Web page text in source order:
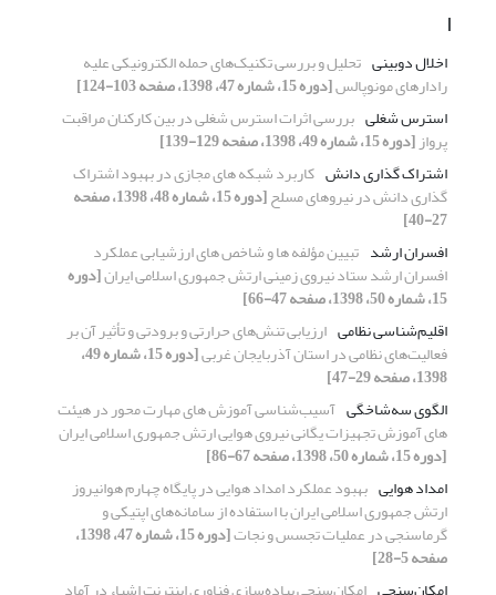
ا
اخلال دوبینی تحلیل و بررسی تکنیک‌های حمله الکترونیکی علیه
رادارهای مونوپالس[دوره 15، شماره 47، 1398، صفحه 103-124]
استرس شغلی بررسی اثرات استرس شغلی در بین کارکنان مراقبت
پرواز[دوره 15، شماره 49، 1398، صفحه 129-139]
اشتراک گذاری دانش کاربرد شبکه های مجازی در بهبود اشتراک
گذاری دانش در نیروهای مسلح [دوره 15، شماره 48، 1398، صفحه
27-40]
افسران ارشد تبیین مؤلفه ها و شاخص های ارزشیابی عملکرد
افسران ارشد ستاد نیروی زمینی ارتش جمهوری اسلامی ایران[دوره
15، شماره 50، 1398، صفحه 47-66]
اقلیم‌شناسی نظامی ارزیابی تنش‌های حرارتی و برودتی و تأثیر آن بر
فعالیت‌های نظامی در استان آذربایجان غربی [دوره 15، شماره 49،
1398، صفحه 29-47]
الگوی سه‌شاخگی آسیب‌شناسی آموزش های مهارت محور در هیئت
های آموزش تجهیزات یگانی نیروی هوایی ارتش جمهوری اسلامی ایران
[دوره 15، شماره 50، 1398، صفحه 67-86]
امداد هوایی بهبود عملکرد امداد هوایی در پایگاه چهارم هوانیروز
ارتش جمهوری اسلامی ایران با استفاده از‌ سامانه‌های اپتیکی و
گرماسنجی در عملیات تجسس و نجات [دوره 15، شماره 47، 1398،
صفحه 5-28]